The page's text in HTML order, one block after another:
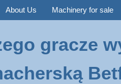
About Us Machinery for sale
gracze